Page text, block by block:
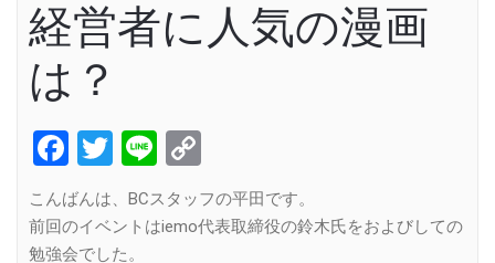
経営者に人気の漫画
は？
Facebook
Twitter
Line
Link
こんばんは、BCスタッフの平田です。
前回のイベントはiemo代表取締役の鈴木氏をおよびしての
勉強会でした。